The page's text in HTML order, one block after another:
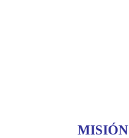
MISIÓN